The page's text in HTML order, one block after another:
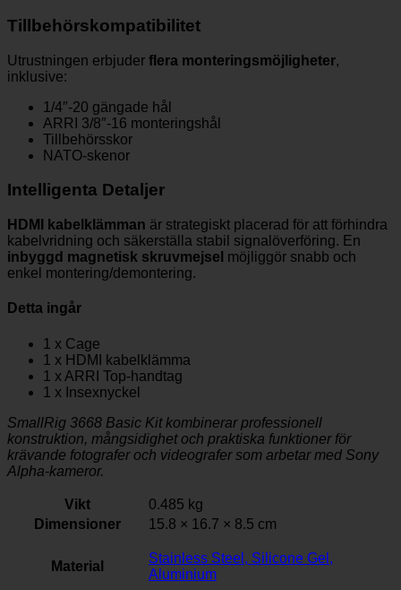
Tillbehörskompatibilitet
Utrustningen erbjuder flera monteringsmöjligheter,
inklusive:
1/4″-20 gängade hål
ARRI 3/8″-16 monteringshål
Tillbehörsskor
NATO-skenor
Intelligenta Detaljer
HDMI kabelklämman är strategiskt placerad för att förhindra
kabelvridning och säkerställa stabil signalöverföring. En
inbyggd magnetisk skruvmejsel möjliggör snabb och
enkel montering/demontering.
Detta ingår
1 x Cage
1 x HDMI kabelklämma
1 x ARRI Top-handtag
1 x Insexnyckel
SmallRig 3668 Basic Kit kombinerar professionell
konstruktion, mångsidighet och praktiska funktioner för
krävande fotografer och videografer som arbetar med Sony
Alpha-kameror.
Vikt
0.485 kg
Dimensioner
15.8 × 16.7 × 8.5 cm
Material
Stainless Steel, Silicone Gel,
Aluminium